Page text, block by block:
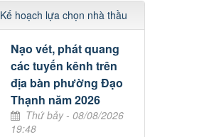
Kế hoạch lựa chọn nhà thầu
Nạo vét, phát quang
các tuyến kênh trên
địa bàn phường Đạo
Thạnh năm 2026
Thứ bảy - 08/08/2026
19:48